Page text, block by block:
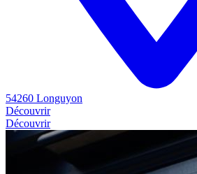
54260 Longuyon
Découvrir
Découvrir